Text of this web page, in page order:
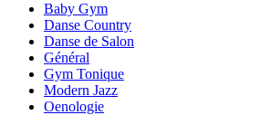
Baby Gym
Danse Country
Danse de Salon
Général
Gym Tonique
Modern Jazz
Oenologie